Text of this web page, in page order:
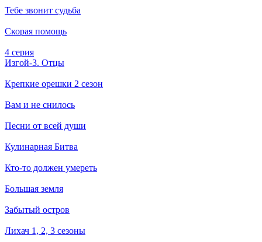
Тебе звонит судьба
Скорая помощь
4 серия
Изгой-3. Отцы
Крепкие орешки 2 сезон
Вам и не снилось
Песни от всей души
Кулинарная Битва
Кто-то должен умереть
Большая земля
Забытый остров
Лихач 1, 2, 3 сезоны